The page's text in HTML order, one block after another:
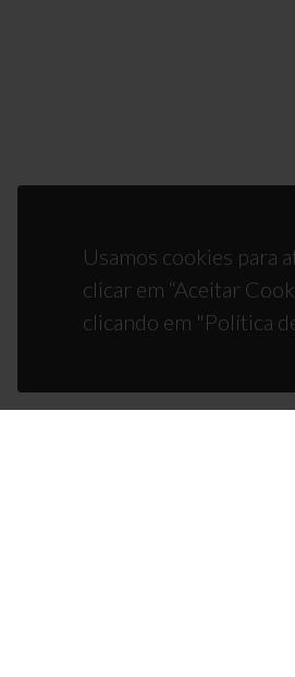
Usamos cookies para
clicar em “Aceitar
clicando em "Política